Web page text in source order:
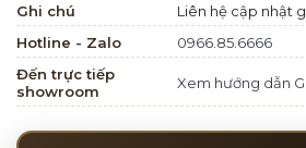
Ghi chú
Liên hệ cập nhật
Hotline - Zalo
0966.85.6666
Đến trực tiếp
showroom
Xem hướng dẫn